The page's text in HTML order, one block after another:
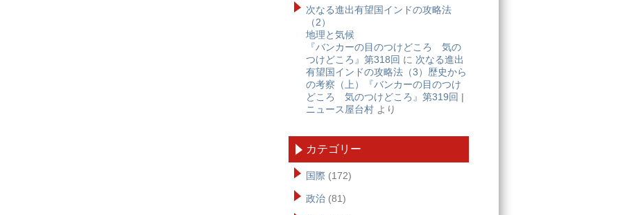
次なる進出有望国インドの攻略法
（2）
地理と気候
『バンカーの目のつけどころ 気の
つけどころ』第318回 に 次なる進出
有望国インドの攻略法（3）歴史から
の考察（上）『バンカーの目のつけ
どころ 気のつけどころ』第319回 |
ニュース屋台村 より
カテゴリー
国際 (172)
政治 (81)